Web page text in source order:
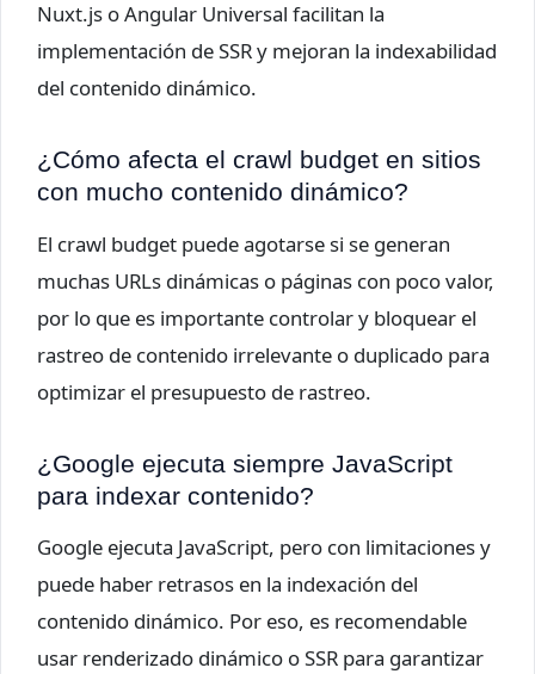
Nuxt.js o Angular Universal facilitan la
implementación de SSR y mejoran la indexabilidad
del contenido dinámico.
¿Cómo afecta el crawl budget en sitios
con mucho contenido dinámico?
El crawl budget puede agotarse si se generan
muchas URLs dinámicas o páginas con poco valor,
por lo que es importante controlar y bloquear el
rastreo de contenido irrelevante o duplicado para
optimizar el presupuesto de rastreo.
¿Google ejecuta siempre JavaScript
para indexar contenido?
Google ejecuta JavaScript, pero con limitaciones y
puede haber retrasos en la indexación del
contenido dinámico. Por eso, es recomendable
usar renderizado dinámico o SSR para garantizar